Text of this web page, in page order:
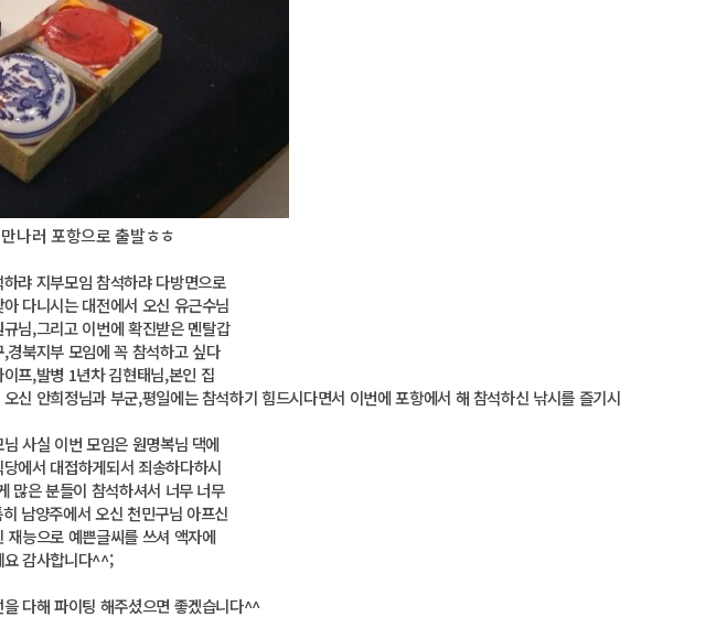
나러 포항으로 출발ㅎㅎ
랴 지부모임 참석하랴 다방면으로
다니시는 대전에서 오신 유근수님
님,그리고 이번에 확진받은 멘탈갑
경북지부 모임에 꼭 참석하고 싶다
프,발병 1년차 김현태님,본인 집
신 안희정님과 부군,평일에는 참석하기 힘드시다면서 이번에 포항에서 해 참석하신 낚시를 즐기시
사실 이번 모임은 원명복님 댁에
에서 대접하게되서 죄송하다하시
많은 분들이 참석하셔서 너무 너무
남양주에서 오신 천민구님 아프신
능으로 예쁜글씨를 쓰셔 액자에
요 감사합니다^^;
다해 파이팅 해주셨으면 좋겠습니다^^